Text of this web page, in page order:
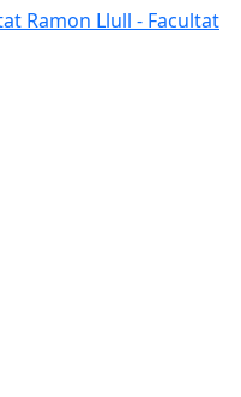
Ramon Llull - Facultat